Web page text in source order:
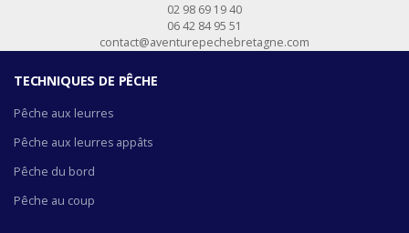
02 98 69 19 40
06 42 84 95 51
contact@aventurepechebretagne.com
TECHNIQUES DE PÊCHE
Pêche aux leurres
Pêche aux leurres appâts
Pêche du bord
Pêche au coup